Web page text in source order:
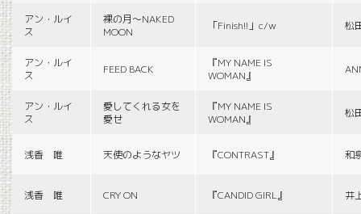
アン・ルイ
ス
裸の月〜NAKED
MOON
「Finish!!」c/w 松
アン・ルイ
ス
FEED BACK
『MY NAME IS
WOMAN』
アン・ルイ
ス
愛してくれる女を
愛せ
『MY NAME IS
WOMAN』
松
浅香 唯 天使のようなヤツ 『CONTRAST』 和
浅香 唯 CRY ON 『CANDID GIRL』 井